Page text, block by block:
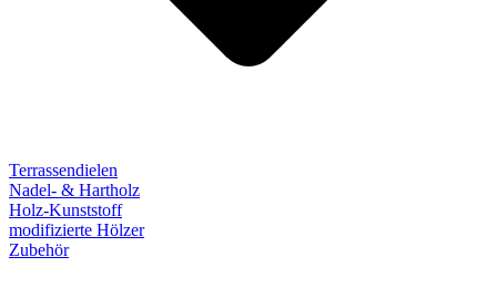
Terrassendielen
Nadel- & Hartholz
Holz-Kunststoff
modifizierte Hölzer
Zubehör